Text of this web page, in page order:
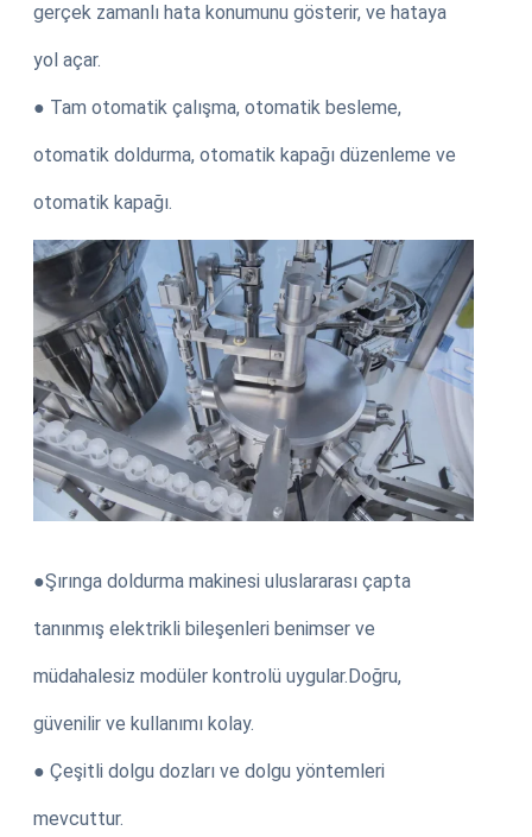
gerçek zamanlı hata konumunu gösterir, ve hataya
yol açar.
● Tam otomatik çalışma, otomatik besleme,
otomatik doldurma, otomatik kapağı düzenleme ve
otomatik kapağı.
●Şırınga doldurma makinesi uluslararası çapta
tanınmış elektrikli bileşenleri benimser ve
müdahalesiz modüler kontrolü uygular.Doğru,
güvenilir ve kullanımı kolay.
● Çeşitli dolgu dozları ve dolgu yöntemleri
mevcuttur.